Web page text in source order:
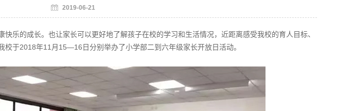
2019-06-21
乐的成长。也让家长可以更好地了解孩子在校的学习和生活情况，近距离感受我校的育人目标、
校于2018年11月15—16日分别举办了小学部二到六年级家长开放日活动。